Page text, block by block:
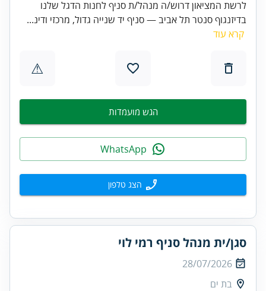
לרשת המציאון דרוש/ה מנהל/ת סניף לחנות הדגל שלנו
בדיזנגוף סנטר תל אביב — סניף יד שנייה גדול, מרכזי ודינ...
קרא עוד
⚠
הגש מועמדות
הצג טלפון
סגן/ית מנהל סניף רמי לוי
28/07/2026
בת ים